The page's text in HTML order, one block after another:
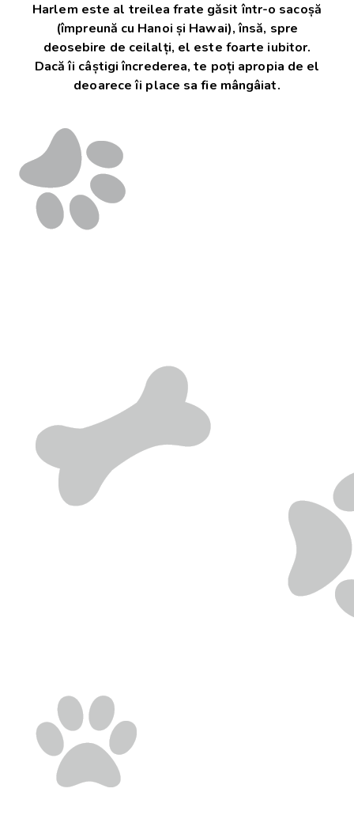
Harlem este al treilea frate găsit într-o sacoșă
(împreună cu Hanoi și Hawai), însă, spre
deosebire de ceilalți, el este foarte iubitor.
Dacă îi câștigi încrederea, te poți apropia de el
deoarece îi place sa fie mângâiat.